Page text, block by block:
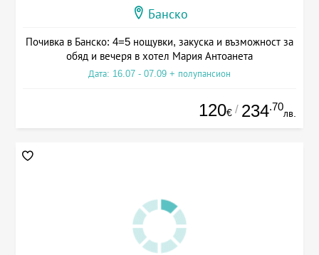
Банско
Почивка в Банско: 4=5 нощувки, закуска и възможност за
обяд и вечеря в хотел Мария Антоанета
Дата: 16.07 - 07.09 + полупансион
120€ / 234.70
лв.